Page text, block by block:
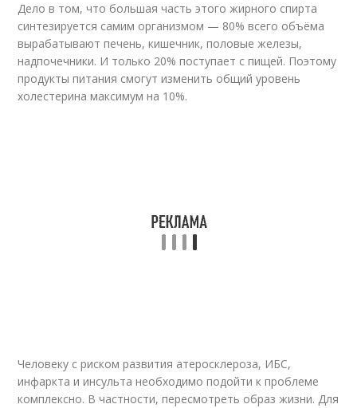
Дело в том, что большая часть этого жирного спирта
синтезируется самим организмом — 80% всего объёма
вырабатывают печень, кишечник, половые железы,
надпочечники. И только 20% поступает с пищей. Поэтому
продукты питания смогут изменить общий уровень
холестерина максимум на 10%.
Человеку с риском развития атеросклероза, ИБС,
инфаркта и инсульта необходимо подойти к проблеме
комплексно. В частности, пересмотреть образ жизни. Для